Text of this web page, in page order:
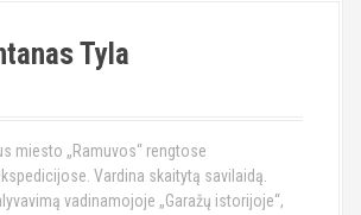
Tyla
miesto „Ramuvos“ rengtose
Vardina skaitytą savilaidą.
vadinamojoje „Garažų istorijoje“,